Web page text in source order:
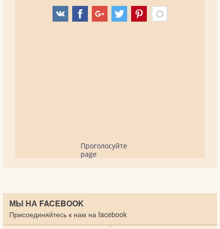
Проголосуйте
page
МЫ НА FACEBOOK
Присоединяйтесь к нам на facebook